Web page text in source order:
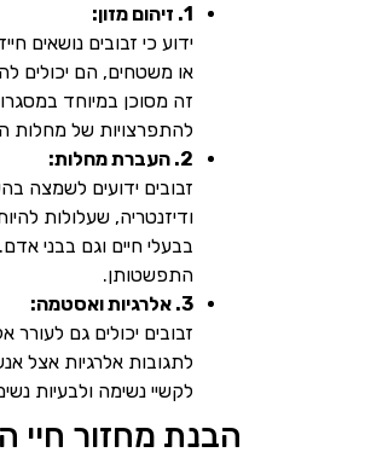
1. זיהום מזון:
ידוע כי זבובים נושאים
או משטחים, הם יכולים
זה מסוכן במיוחד
להתפרצויות של מחלות
2. העברת מחלות:
זבובים ידועים לשמצה
ודיזנטריה, שעלולות
בבעלי חיים וגם בבני
התפשטותן.
3. אלרגיות ואסטמה:
זבובים יכולים גם
לתגובות אלרגיות אצל
לקשיי נשימה ולבעיות
הבנת מחזור חיי